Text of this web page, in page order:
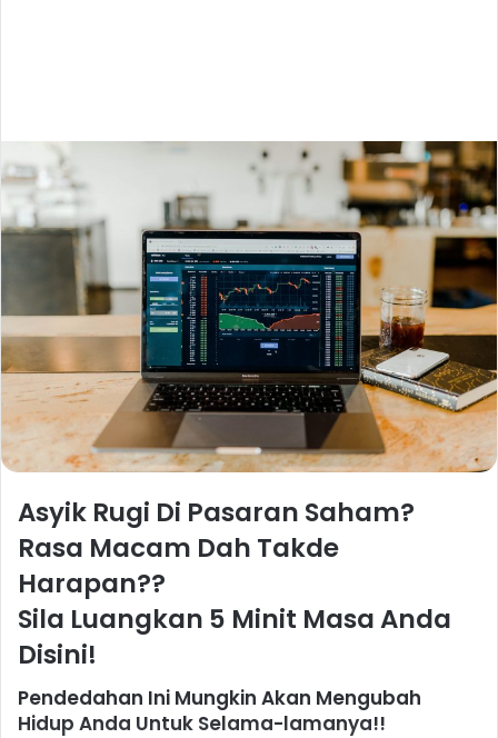
Asyik Rugi Di Pasaran Saham?
Rasa Macam Dah Takde
Harapan??
Sila Luangkan 5 Minit Masa Anda
Disini!
Pendedahan Ini Mungkin Akan Mengubah
Hidup Anda Untuk Selama-lamanya!!